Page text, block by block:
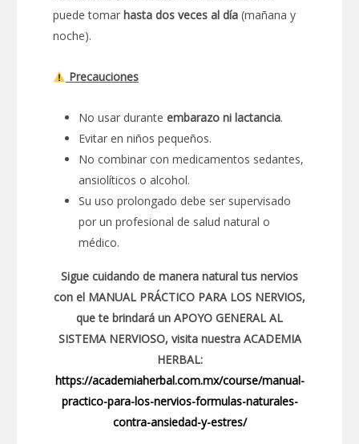
puede tomar hasta dos veces al día (mañana y
noche).
Precauciones
No usar durante embarazo ni lactancia.
Evitar en niños pequeños.
No combinar con medicamentos sedantes,
ansiolíticos o alcohol.
Su uso prolongado debe ser supervisado
por un profesional de salud natural o
médico.
Sigue cuidando de manera natural tus nervios
con el MANUAL PRÁCTICO PARA LOS NERVIOS,
que te brindará un APOYO GENERAL AL
SISTEMA NERVIOSO, visita nuestra ACADEMIA
HERBAL:
https://academiaherbal.com.mx/course/manual-
practico-para-los-nervios-formulas-naturales-
contra-ansiedad-y-estres/